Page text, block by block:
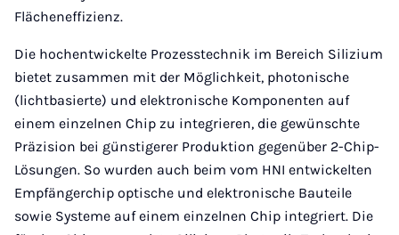
Flächeneffizienz.
Die hochentwickelte Prozesstechnik im Bereich Silizium
bietet zusammen mit der Möglichkeit, photonische
(lichtbasierte) und elektronische Komponenten auf
einem einzelnen Chip zu integrieren, die gewünschte
Präzision bei günstigerer Produktion gegenüber 2-Chip-
Lösungen. So wurden auch beim vom HNI entwickelten
Empfängerchip optische und elektronische Bauteile
sowie Systeme auf einem einzelnen Chip integriert. Die